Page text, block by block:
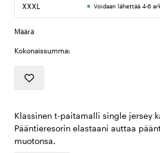
XXXL Voidaan lähettää 4-6
Määrä
Kokonaissumma:
Klassinen t-paitamalli single jersey
Pääntieresorin elastaani auttaa
muotonsa.